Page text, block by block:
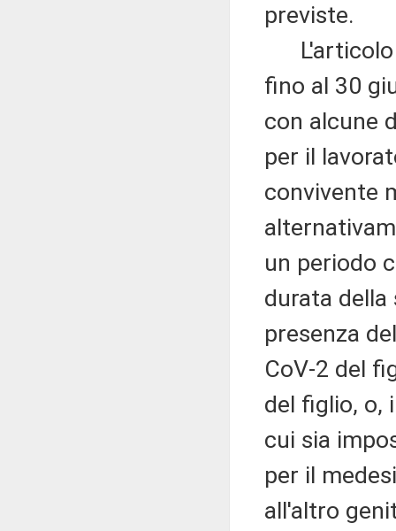
previste.
L'articolo
fino al 30
con alcune
per il
convivente
un periodo
durata
presenza
CoV-2 del
del figlio, o,
cui sia
per il
all'altro